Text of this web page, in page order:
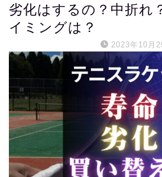
劣化はするの？中折れ
イミングは？
2023年10月